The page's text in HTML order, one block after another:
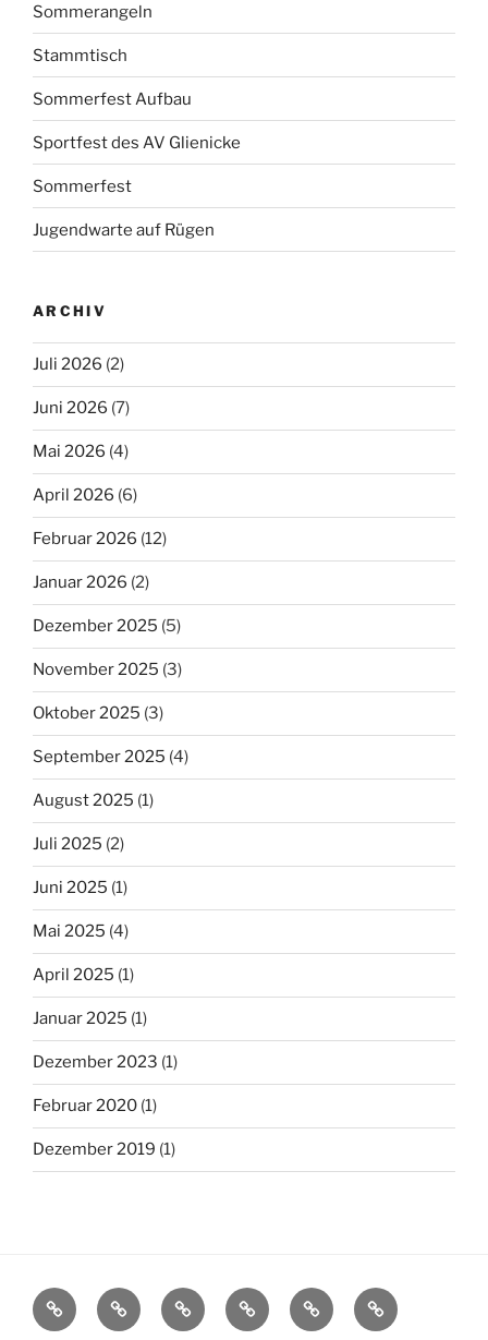
Sommerangeln
Stammtisch
Sommerfest Aufbau
Sportfest des AV Glienicke
Sommerfest
Jugendwarte auf Rügen
ARCHIV
Juli 2026 (2)
Juni 2026 (7)
Mai 2026 (4)
April 2026 (6)
Februar 2026 (12)
Januar 2026 (2)
Dezember 2025 (5)
November 2025 (3)
Oktober 2025 (3)
September 2025 (4)
August 2025 (1)
Juli 2025 (2)
Juni 2025 (1)
Mai 2025 (4)
April 2025 (1)
Januar 2025 (1)
Dezember 2023 (1)
Februar 2020 (1)
Dezember 2019 (1)
StartseiteÜber
Uns
Veranstaltungen
Galerie Downloads
/